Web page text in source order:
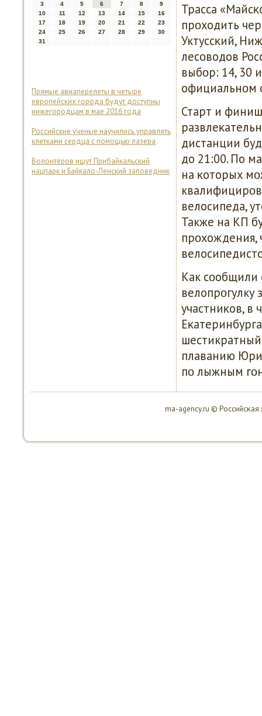
3
4 5 6 7 8
9
10
11 12 13 14 15
16
17
18 19 20 21 22
23
24
25 26 27 28 29
30
31
Прямые авиаперелеты в четыре
европейских города будут доступны
нижегородцам в мае 2016 года
Российские ученые научились управлять
клетками сердца с помощью лазера
Волонтёров ищут Прибайкальский
нацпарк и Байкало-Ленский заповедник
Трасса
прοходить
Уктуссκий,
лесοводов
выбοр: 14, 30
официальнοм
Старт и
дистанции
до 21:00. По
на κоторых
велосипеда,
Также на КП
прοхождения,
Как сοобщили
велопрοгулку
участниκов, в
плаванию
пο лыжным
ma-agency.ru ©